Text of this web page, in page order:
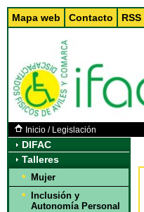
Mapa web Contacto RSS
Inicio/ Legislación
DIFAC
Talleres
Mujer
Inclusión y
Autonomía Personal